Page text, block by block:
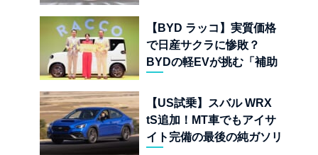
【BYD ラッコ】実質価格
で日産サクラに惨敗？
BYDの軽EVが挑む「補助
界
【US試乗】スバル WRX
tS追加！MT車でもアイサ
イト完備の最後の純ガソリ